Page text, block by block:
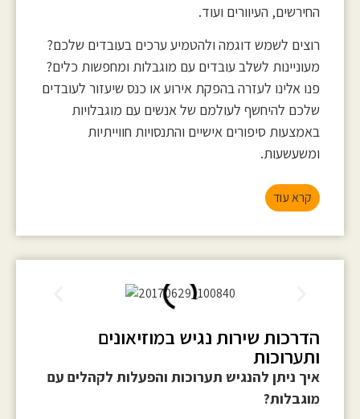
החירשים, העיוורים ועוד.
רוצים לשמש דוגמה ולהטמיע ערכים בעובדים שלכם?
מעוניינות לשלב עובדים עם מוגבלות ומחפשות כלים?
פנו אלינו לעזרה בהפקת אירוע או כנס שיעזור לעובדים
שלכם להיחשף לעולמם של אנשים עם מוגבלויות
באמצעות סיפורים אישיים והתנסויות חווייתיות
ומשעשעות.
קרא עוד
הדרכות שירות נגיש במוזיאונים
ותערוכות
איך ניתן להנגיש תערוכות והפעלות לקהלים עם
מוגבלות?